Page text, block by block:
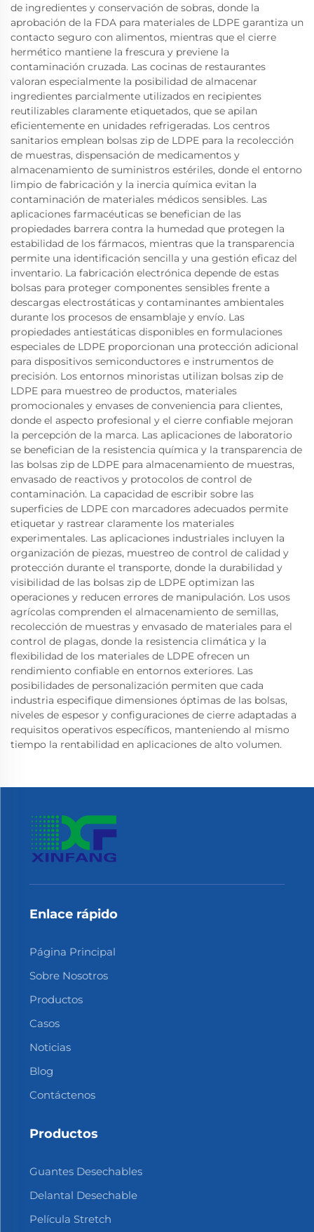
de ingredientes y conservación de sobras, donde la
aprobación de la FDA para materiales de LDPE garantiza un
contacto seguro con alimentos, mientras que el cierre
hermético mantiene la frescura y previene la
contaminación cruzada. Las cocinas de restaurantes
valoran especialmente la posibilidad de almacenar
ingredientes parcialmente utilizados en recipientes
reutilizables claramente etiquetados, que se apilan
eficientemente en unidades refrigeradas. Los centros
sanitarios emplean bolsas zip de LDPE para la recolección
de muestras, dispensación de medicamentos y
almacenamiento de suministros estériles, donde el entorno
limpio de fabricación y la inercia química evitan la
contaminación de materiales médicos sensibles. Las
aplicaciones farmacéuticas se benefician de las
propiedades barrera contra la humedad que protegen la
estabilidad de los fármacos, mientras que la transparencia
permite una identificación sencilla y una gestión eficaz del
inventario. La fabricación electrónica depende de estas
bolsas para proteger componentes sensibles frente a
descargas electrostáticas y contaminantes ambientales
durante los procesos de ensamblaje y envío. Las
propiedades antiestáticas disponibles en formulaciones
especiales de LDPE proporcionan una protección adicional
para dispositivos semiconductores e instrumentos de
precisión. Los entornos minoristas utilizan bolsas zip de
LDPE para muestreo de productos, materiales
promocionales y envases de conveniencia para clientes,
donde el aspecto profesional y el cierre confiable mejoran
la percepción de la marca. Las aplicaciones de laboratorio
se benefician de la resistencia química y la transparencia de
las bolsas zip de LDPE para almacenamiento de muestras,
envasado de reactivos y protocolos de control de
contaminación. La capacidad de escribir sobre las
superficies de LDPE con marcadores adecuados permite
etiquetar y rastrear claramente los materiales
experimentales. Las aplicaciones industriales incluyen la
organización de piezas, muestreo de control de calidad y
protección durante el transporte, donde la durabilidad y
visibilidad de las bolsas zip de LDPE optimizan las
operaciones y reducen errores de manipulación. Los usos
agrícolas comprenden el almacenamiento de semillas,
recolección de muestras y envasado de materiales para el
control de plagas, donde la resistencia climática y la
flexibilidad de los materiales de LDPE ofrecen un
rendimiento confiable en entornos exteriores. Las
posibilidades de personalización permiten que cada
industria especifique dimensiones óptimas de las bolsas,
niveles de espesor y configuraciones de cierre adaptadas a
requisitos operativos específicos, manteniendo al mismo
tiempo la rentabilidad en aplicaciones de alto volumen.
Enlace rápido
Página Principal
Sobre Nosotros
Productos
Casos
Noticias
Blog
Contáctenos
Productos
Guantes Desechables
Delantal Desechable
Película Stretch